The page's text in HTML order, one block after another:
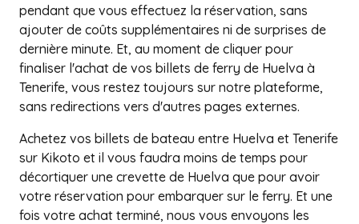
pendant que vous effectuez la réservation, sans
ajouter de coûts supplémentaires ni de surprises de
dernière minute. Et, au moment de cliquer pour
finaliser l'achat de vos billets de ferry de Huelva à
Tenerife, vous restez toujours sur notre plateforme,
sans redirections vers d'autres pages externes.
Achetez vos billets de bateau entre Huelva et Tenerife
sur Kikoto et il vous faudra moins de temps pour
décortiquer une crevette de Huelva que pour avoir
votre réservation pour embarquer sur le ferry. Et une
fois votre achat terminé, nous vous envoyons les